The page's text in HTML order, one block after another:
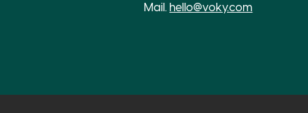
Mail. hello@voky.com